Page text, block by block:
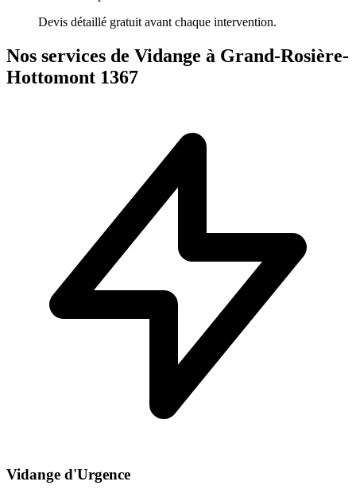
Devis détaillé gratuit avant chaque intervention.
Nos services de Vidange à Grand-Rosière-
Hottomont 1367
Vidange d'Urgence